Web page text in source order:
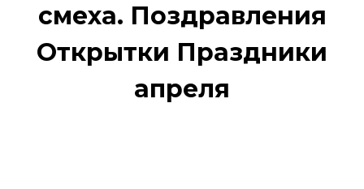
смеха. Поздравления
Открытки Праздники
апреля